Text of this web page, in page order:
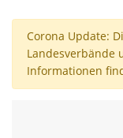
Corona Update:
Landesverbände
Informationen